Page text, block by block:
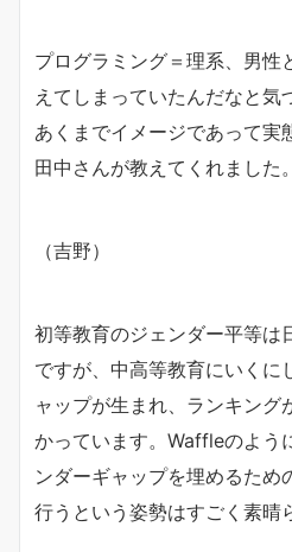
プログラミング＝理系、男性
えてしまっていたんだなと気
あくまでイメージであって実
田中さんが教えてくれました。
（吉野）
初等教育のジェンダー平等は
ですが、中高等教育にいくに
ャップが生まれ、ランキング
かっています。Waffleのよう
ンダーギャップを埋めるため
行うという姿勢はすごく素晴